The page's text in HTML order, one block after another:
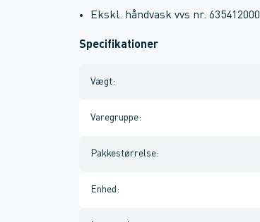
Ekskl. håndvask vvs nr. 635412000
Specifikationer
Vægt:
Varegruppe:
Pakkestørrelse:
Enhed :